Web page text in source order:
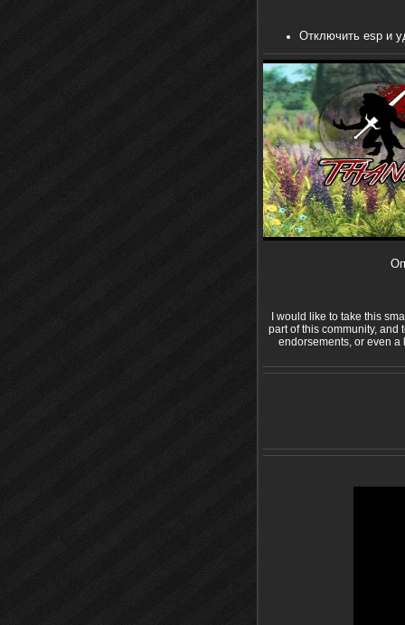
Отключить esp и
I would like to take this
part of this community, and
endorsements, or even a